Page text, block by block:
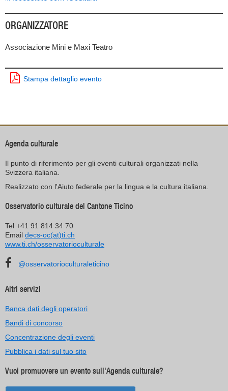
ORGANIZZATORE
Associazione Mini e Maxi Teatro
Stampa dettaglio evento
Agenda culturale
Il punto di riferimento per gli eventi culturali organizzati nella
Svizzera italiana.
Realizzato con l'Aiuto federale per la lingua e la cultura italiana.
Osservatorio culturale del Cantone Ticino
Tel +41 91 814 34 70
Email decs-oc(at)ti.ch
www.ti.ch/osservatorioculturale
@osservatorioculturaleticino
Altri servizi
Banca dati degli operatori
Bandi di concorso
Concentrazione degli eventi
Pubblica i dati sul tuo sito
Vuoi promuovere un evento sull'Agenda culturale?